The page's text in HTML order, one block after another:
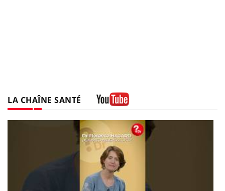
LA CHAÎNE SANTÉ